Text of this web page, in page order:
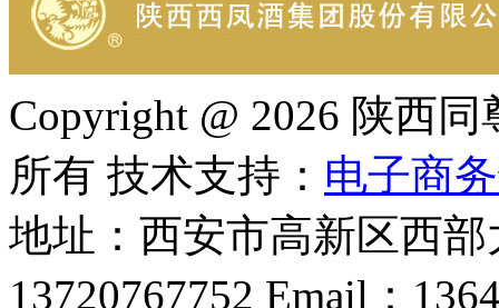
Copyright @ 2026 陕西
所有 技术支持： 电子商
地址：西安市高新区西
13720767752 Email：